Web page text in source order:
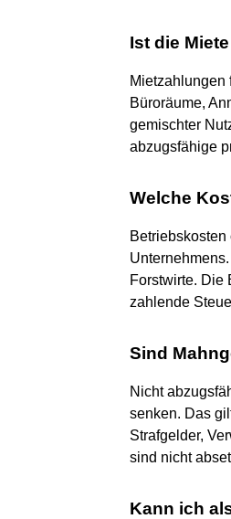
Ist die
Mietzahlungen
Büroräume,
gemischter
abzugsfähige
Welche
Forstwirte. Die
zahlende
Sind
Nicht
senken. Das
Strafgelder,
sind nicht
Kann ich